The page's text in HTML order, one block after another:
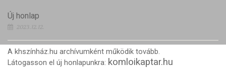
Új honlap
2023.12.12.
A khszínház.hu archívumként működik tovább.
Látogasson el új honlapunkra: komloikaptar.hu